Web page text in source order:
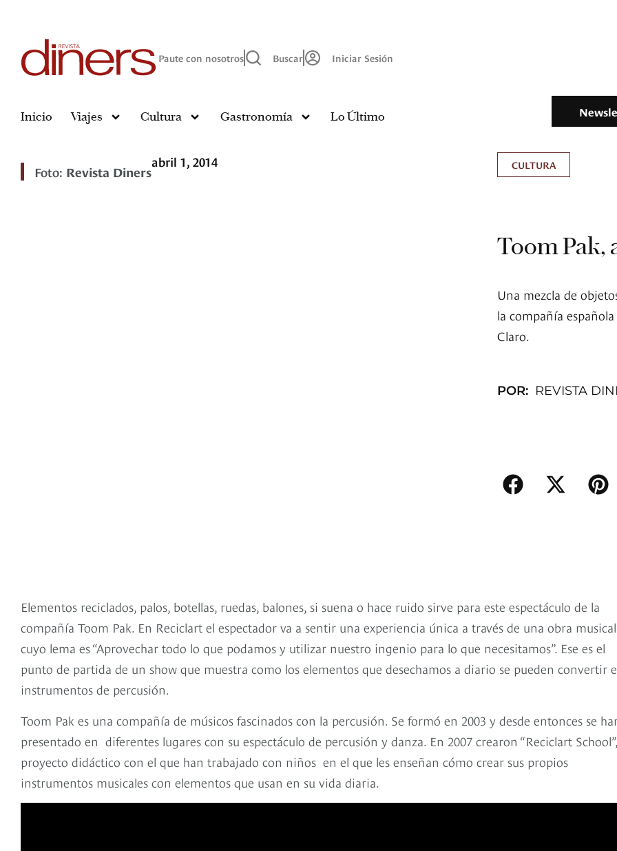
Paute con nosotros Buscar Iniciar Sesión
Inicio Viajes Cultura Gastronomía Lo Último
Foto: Revista Diners
abril 1, 2014 CULTURA
Toom Pak,
Una mezcla de
la compañía
Claro.
POR: REVISTA
Elementos reciclados, palos, botellas, ruedas, balones, si suena o hace ruido sirve para este espectáculo de la
compañía Toom Pak. En Reciclart el espectador va a sentir una experiencia única a través de una obra musical
cuyo lema es “Aprovechar todo lo que podamos y utilizar nuestro ingenio para lo que necesitamos”. Ese es el
punto de partida de un show que muestra como los elementos que desechamos a diario se pueden convertir
instrumentos de percusión.
Toom Pak es una compañía de músicos fascinados con la percusión. Se formó en 2003 y desde entonces se
presentado en diferentes lugares con su espectáculo de percusión y danza. En 2007 crearon “Reciclart
proyecto didáctico con el que han trabajado con niños en el que les enseñan cómo crear sus propios
instrumentos musicales con elementos que usan en su vida diaria.